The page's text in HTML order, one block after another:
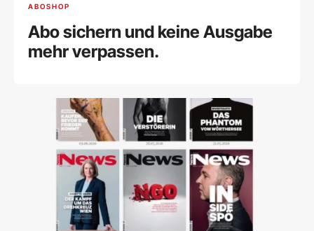
ABOSHOP
Abo sichern und keine Ausgabe
mehr verpassen.